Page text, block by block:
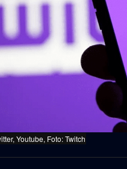
Youtube, Foto: Twitch